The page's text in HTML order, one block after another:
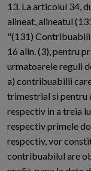
13. La articolul 34,
alineat, alineatul
"(131)
16 alin. (3), pentru
urmatoarele reguli
a) contribuabilii
trimestrial si pentru
respectiv in a treia
respectiv primele
respectiv, vor
contribuabilul are